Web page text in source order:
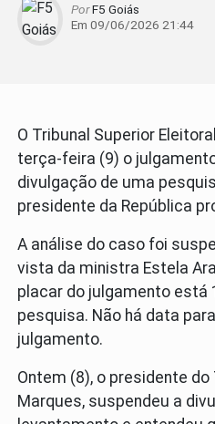
PorF5 Goiás
Em 09/06/2026 21:44
O Tribunal Superior
terça-feira (9) o
divulgação de uma
presidente da República
A análise do caso foi
vista da ministra Estela
placar do julgamento está
pesquisa. Não há data
julgamento.
Ontem (8), o presidente do
Marques, suspendeu a